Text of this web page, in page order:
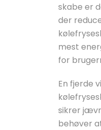
skabe er
der
mest
for
En fjerde
sikrer
behøver